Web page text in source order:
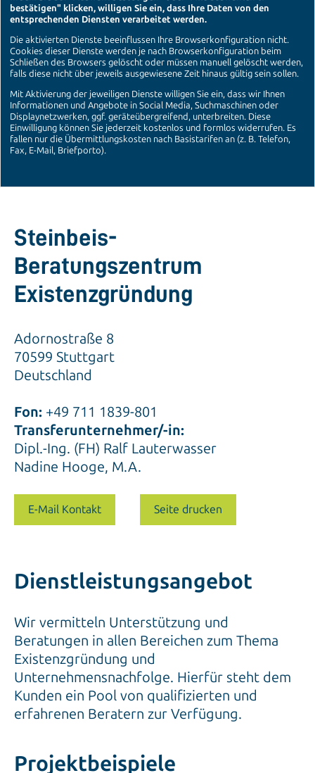
Steinbeis-
Beratungszentrum
Existenzgründung
Adornostraße 8
70599 Stuttgart
Deutschland
Fon: +49 711 1839-801
Transferunternehmer/-in:
Dipl.-Ing. (FH) Ralf Lauterwasser
Nadine Hooge, M.A.
E-Mail Kontakt Seite drucken
Dienstleistungsangebot
Wir vermitteln Unterstützung und
Beratungen in allen Bereichen zum Thema
Existenzgründung und
Unternehmensnachfolge. Hierfür steht dem
Kunden ein Pool von qualifizierten und
erfahrenen Beratern zur Verfügung.
Projektbeispiele